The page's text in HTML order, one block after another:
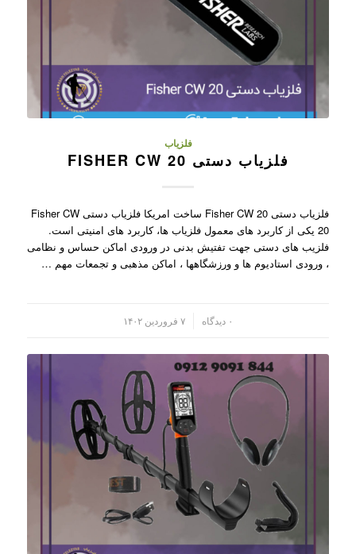
فلزیاب
فلزیاب دستی FISHER CW 20
فلزیاب دستی Fisher CW 20 ساخت امریکا فلزیاب دستی Fisher CW
20 یکی از کاربرد های معمول فلزیاب ها، کاربرد های امنیتی است.
فلزیب های دستی جهت تفتیش بدنی در ورودی اماکن حساس و نظامی
، ورودی استادیوم ها و ورزشگاهها ، اماکن مذهبی و تجمعات مهم …
۰ دیدگاه ۷ فروردین ۱۴۰۲